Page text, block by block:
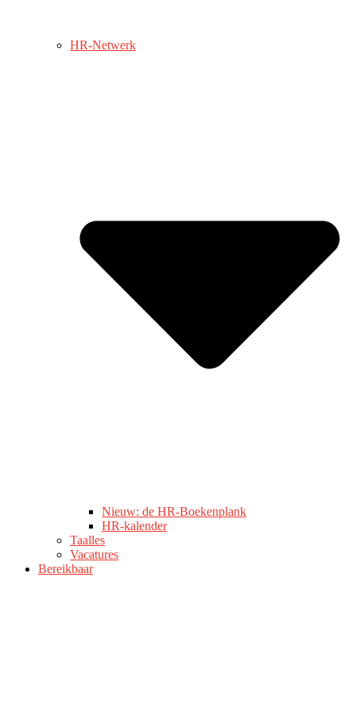
HR-Netwerk
Nieuw: de HR-Boekenplank
HR-kalender
Taalles
Vacatures
Bereikbaar